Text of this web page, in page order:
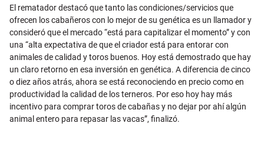
El rematador destacó que tanto las condiciones/servicios que
ofrecen los cabañeros con lo mejor de su genética es un llamador y
consideró que el mercado “está para capitalizar el momento” y con
una “alta expectativa de que el criador está para entorar con
animales de calidad y toros buenos. Hoy está demostrado que hay
un claro retorno en esa inversión en genética. A diferencia de cinco
o diez años atrás, ahora se está reconociendo en precio como en
productividad la calidad de los terneros. Por eso hoy hay más
incentivo para comprar toros de cabañas y no dejar por ahí algún
animal entero para repasar las vacas”, finalizó.